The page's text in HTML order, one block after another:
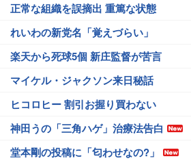
正常な組織を誤摘出 重篤な状態
れいわの新党名「覚えづらい」
楽天から死球5個 新庄監督が苦言
マイケル・ジャクソン来日秘話
ヒコロヒー 割引お握り買わない
神田うの「三角ハゲ」治療法告白
堂本剛の投稿に「匂わせなの?」